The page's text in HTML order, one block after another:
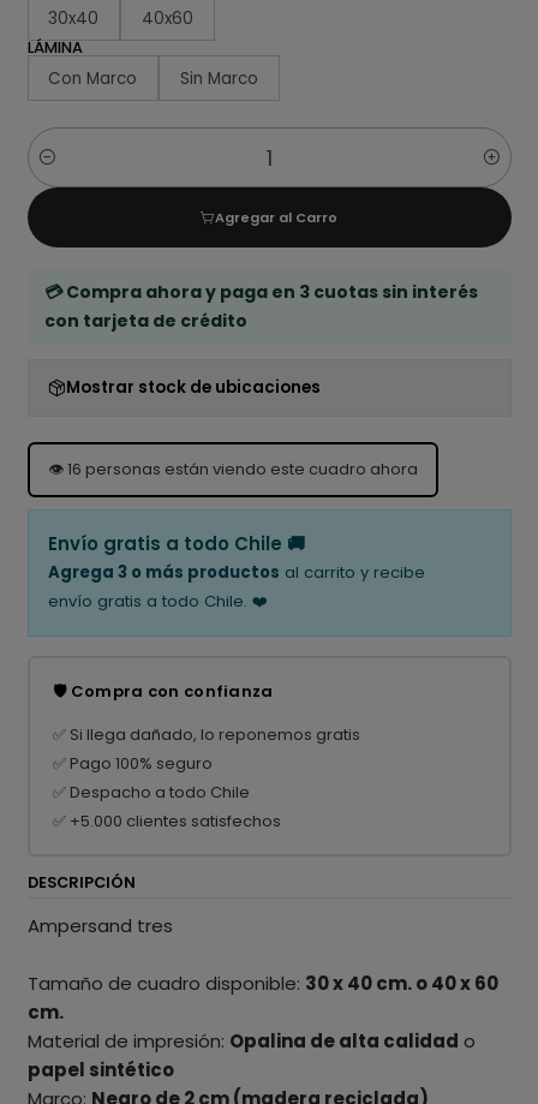
30x40 40x60
LÁMINA
Con Marco Sin Marco
Cantidad
Agregar al Carro
💳 Compra ahora y paga en 3 cuotas sin interés
con tarjeta de crédito
Mostrar stock de ubicaciones
👁️16 personas están viendo este cuadro ahora
Envío gratis a todo Chile 🚚
Agrega 3 o más productos al carrito y recibe
envío gratis a todo Chile. ❤️
🛡️ Compra con confianza
✅ Si llega dañado, lo reponemos gratis
✅ Pago 100% seguro
✅ Despacho a todo Chile
✅ +5.000 clientes satisfechos
DESCRIPCIÓN
Ampersand tres
Tamaño de cuadro disponible: 30 x 40 cm. o 40 x 60
cm.
Material de impresión: Opalina de alta calidad o
papel sintético
Marco: Negro de 2 cm (madera reciclada)